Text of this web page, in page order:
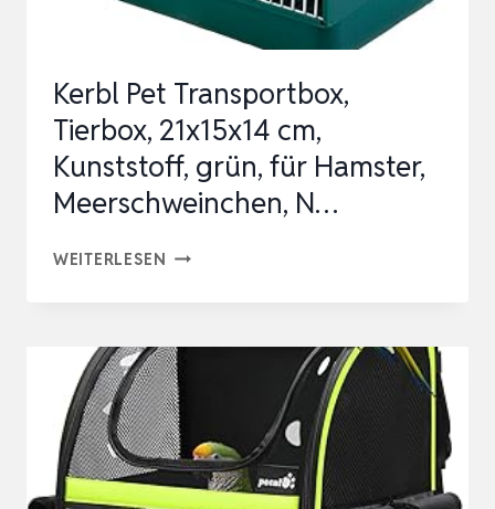
Kerbl Pet Transportbox,
Tierbox, 21x15x14 cm,
Kunststoff, grün, für Hamster,
Meerschweinchen, N…
WEITERLESEN KERBL
TIERBOX,
21X15X14
CM,
KUNSTSTOFF,
GRÜN,